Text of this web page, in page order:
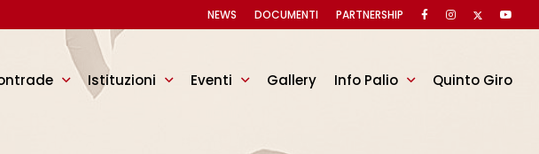
Istituzioni Eventi Gallery Info Palio Quinto Giro
NEWS DOCUMENTI PARTNERSHIP